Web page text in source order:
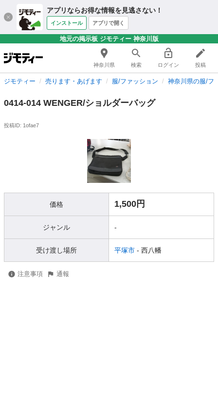
アプリならお得な情報を見逃さない！
インストール アプリで開く
地元の掲示板 ジモティー 神奈川版
神奈川県 検索 ログイン 投稿
ジモティー 売ります・あげます 服/ファッション 神奈川県の服/フ
0414-014 WENGER/ショルダーバッグ
投稿ID: 1ofae7
価格 1,500円
ジャンル -
受け渡し場所 平塚市 - 西八幡
注意事項 通報